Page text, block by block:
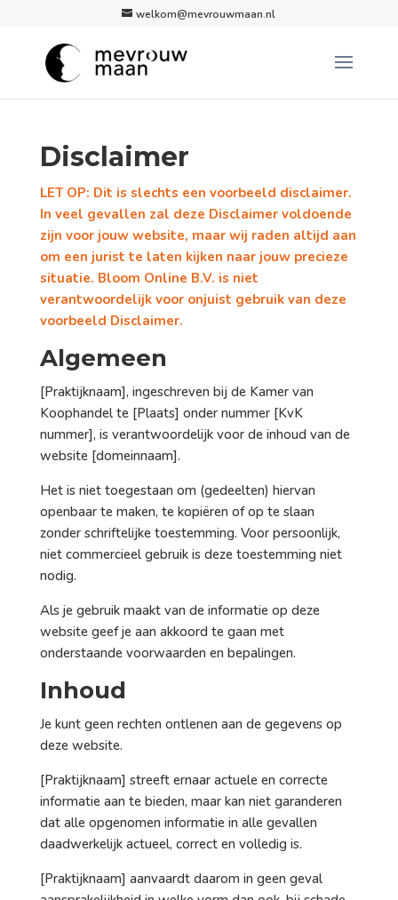
welkom@mevrouwmaan.nl
Disclaimer
LET OP: Dit is slechts een voorbeeld disclaimer.
In veel gevallen zal deze Disclaimer voldoende
zijn voor jouw website, maar wij raden altijd aan
om een jurist te laten kijken naar jouw precieze
situatie. Bloom Online B.V. is niet
verantwoordelijk voor onjuist gebruik van deze
voorbeeld Disclaimer.
Algemeen
[Praktijknaam], ingeschreven bij de Kamer van
Koophandel te [Plaats] onder nummer [KvK
nummer], is verantwoordelijk voor de inhoud van de
website [domeinnaam].
Het is niet toegestaan om (gedeelten) hiervan
openbaar te maken, te kopiëren of op te slaan
zonder schriftelijke toestemming. Voor persoonlijk,
niet commercieel gebruik is deze toestemming niet
nodig.
Als je gebruik maakt van de informatie op deze
website geef je aan akkoord te gaan met
onderstaande voorwaarden en bepalingen.
Inhoud
Je kunt geen rechten ontlenen aan de gegevens op
deze website.
[Praktijknaam] streeft ernaar actuele en correcte
informatie aan te bieden, maar kan niet garanderen
dat alle opgenomen informatie in alle gevallen
daadwerkelijk actueel, correct en volledig is.
[Praktijknaam] aanvaardt daarom in geen geval